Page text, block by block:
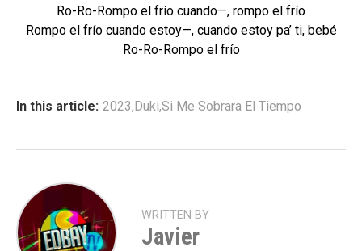
Ro-Ro-Rompo el frío cuando—, rompo el frío
Rompo el frío cuando estoy—, cuando estoy pa’ ti, bebé
Ro-Ro-Rompo el frío
In this article: 2023,Duki,Si Me Sobrara El Tiempo
WRITTEN BY
Javier